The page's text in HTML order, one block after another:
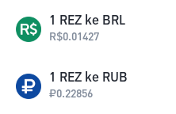
1 REZ ke BRL
R$0.01427
1 REZ ke RUB
₽0.22856